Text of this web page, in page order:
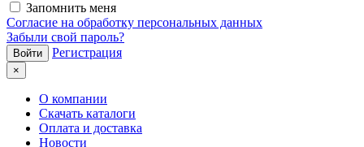
Запомнить меня
Согласие на обработку персональных данных
Забыли свой пароль?
Регистрация
×
О компании
Скачать каталоги
Оплата и доставка
Новости